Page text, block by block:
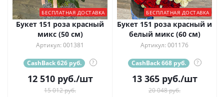
БЕСПЛАТНАЯ ДОСТАВКА
Букет 151 роза красный
микс (50 см)
Артикул: 001381
CashBack 626 руб. ?
12 510руб./шт
15 012 руб.
БЕСПЛАТНАЯ ДОСТАВКА
Букет 151 роза красный и
белый микс (60 см)
Артикул: 001176
CashBack 668 руб. ?
13 365руб./шт
20 048 руб.